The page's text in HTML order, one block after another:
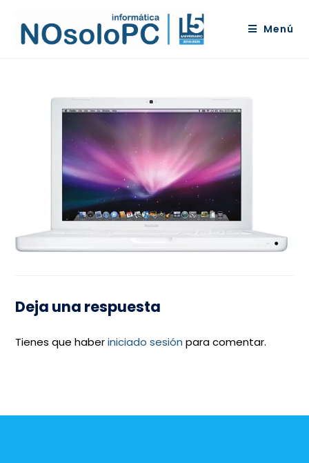
Menú
Deja una respuesta
Tienes que haberiniciado sesión para comentar.